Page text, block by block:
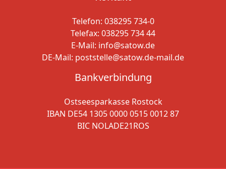
Telefon: 038295 734-0
Telefax: 038295 734 44
E-Mail: info@satow.de
DE-Mail: poststelle@satow.de-mail.de
Bankverbindung
Ostseesparkasse Rostock
IBAN DE54 1305 0000 0515 0012 87
BIC NOLADE21ROS